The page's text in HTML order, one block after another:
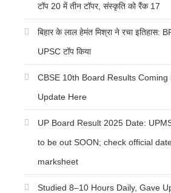
टॉप 20 में तीन टॉपर, संस्कृति को रैंक 17
बिहार के लाल हेमंत मिश्रा ने रचा इतिहास:
UPSC टॉप किया
CBSE 10th Board Results
Update Here
UP Board Result 2025 Date:
to be out SOON; check official
marksheet
Studied 8–10 Hours Daily, Gave